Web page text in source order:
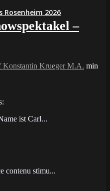
Rosenheim 2026
–
Konstantin Krueger M.A. min
ist Carl...
contenu stimu...